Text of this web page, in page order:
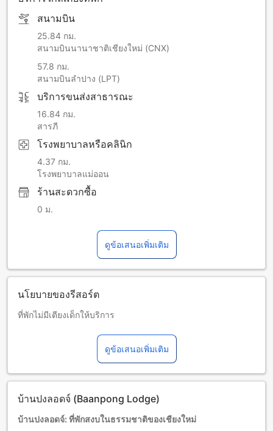
สนามบิน
25.84 กม.
สนามบินนานาชาติเชียงใหม่ (CNX)
57.8 กม.
สนามบินลำปาง (LPT)
บริการขนส่งสาธารณะ
16.84 กม.
สารภี
โรงพยาบาลหรือคลินิก
4.37 กม.
โรงพยาบาลแม่ออน
ร้านสะดวกซื้อ
0 ม.
ดูข้อเสนอเพิ่มเติม
นโยบายของรีสอร์ต
ที่พักไม่มีเตียงเด็กให้บริการ
เด็กทารกอายุ 0-0 ปี (รวมอายุ 0 ปี)
พักฟรี หากใช้เตียงที่มีอยู่ หมายเหตุ: หากต้องการใช้เตียงเด็ก อาจ
มีค่าใช้จ่ายเพิ่มเติม โดยบริการจะขึ้นอยู่กับความพร้อมของที่พัก
เด็กอายุ 1-4 ปี (รวมอายุ 4 ปี)
ผู้เข้าพักอายุ 5 ปีขึ้นไปถือเป็นผู้ใหญ่
บริการเตียงเสริมขึ้นอยู่กับประเภทห้องที่เลือก กรุณาตรวจสอบ
จำนวนผู้เข้าพักที่กำหนดในแต่ละห้องสำหรับข้อมูลเพิ่มเติม
ดูข้อเสนอเพิ่มเติม
บ้านปงลอดจ์ (Baanpong Lodge)
บ้านปงลอดจ์: ที่พักสงบในธรรมชาติของเชียงใหม่